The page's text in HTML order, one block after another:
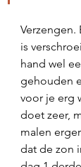
Verzengen.
is
hand wel
gehouden
voor je erg
doet zeer,
malen
dat de zon